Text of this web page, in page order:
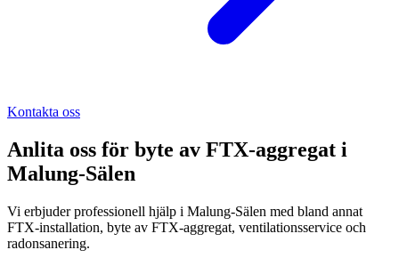
Kontakta oss
Anlita oss för byte av FTX-aggregat i
Malung-Sälen
Vi erbjuder professionell hjälp i Malung-Sälen med bland annat
FTX-installation, byte av FTX-aggregat, ventilationsservice och
radonsanering.